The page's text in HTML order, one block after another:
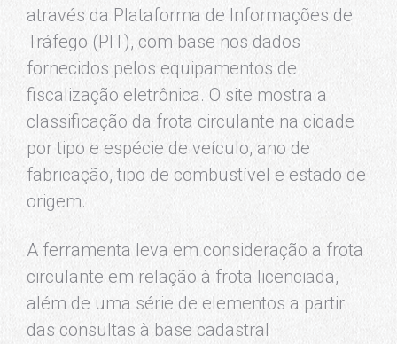
através da Plataforma de Informações de
Tráfego (PIT), com base nos dados
fornecidos pelos equipamentos de
fiscalização eletrônica. O site mostra a
classificação da frota circulante na cidade
por tipo e espécie de veículo, ano de
fabricação, tipo de combustível e estado de
origem.
A ferramenta leva em consideração a frota
circulante em relação à frota licenciada,
além de uma série de elementos a partir
das consultas à base cadastral